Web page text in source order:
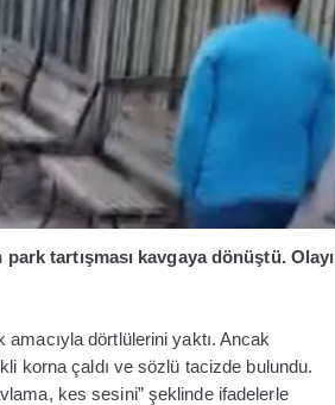
tartışması kavgaya dönüştü. Olayı
dörtlülerini yaktı. Ancak
korna çaldı ve sözlü tacizde bulundu.
kes sesini” şeklinde ifadelerle